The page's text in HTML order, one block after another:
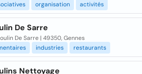
organisation activités
De Sarre
De Sarre | 49350, Gennes
industries restaurants
Nettoyage